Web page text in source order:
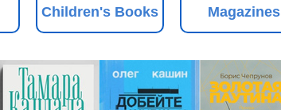
Children's Books Magazines